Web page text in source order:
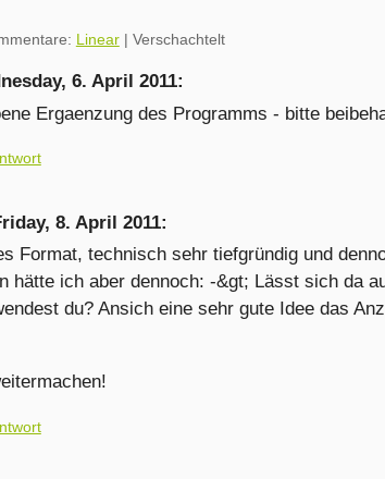
Linear| Verschachtelt
6. April 2011:
Ergaenzung des Programms - bitte
8. April 2011:
Format, technisch sehr tiefgründig und
hätte ich aber dennoch: -&gt; Lässt sich da
du? Ansich eine sehr gute Idee das